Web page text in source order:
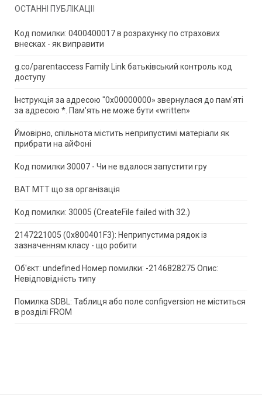
ОСТАННІ ПУБЛІКАЦІЇ
Код помилки: 0400400017 в розрахунку по страхових
внесках - як виправити
g.co/parentaccess Family Link батьківський контроль код
доступу
Інструкція за адресою "0x00000000» звернулася до пам'яті
за адресою *. Пам'ять не може бути «written»
Ймовірно, спільнота містить неприпустимі матеріали як
прибрати на айФоні
Код помилки 30007 - Чи не вдалося запустити гру
ВАТ МТТ що за організація
Код помилки: 30005 (CreateFile failed with 32.)
2147221005 (0x800401F3): Неприпустима рядок із
зазначенням класу - що робити
Об'єкт: undefined Номер помилки: -2146828275 Опис:
Невідповідність типу
Помилка SDBL: Таблиця або поле configversion не міститься
в розділі FROM